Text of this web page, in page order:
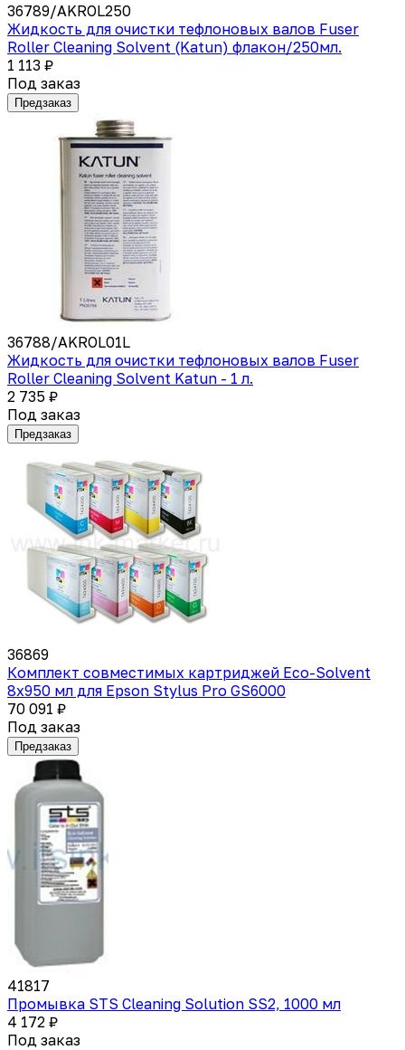
36789/AKROL250
Жидкость для очистки тефлоновых валов Fuser
Roller Cleaning Solvent (Katun) флакон/250мл.
1 113 ₽
Под заказ
Предзаказ
36788/AKROL01L
Жидкость для очистки тефлоновых валов Fuser
Roller Cleaning Solvent Katun - 1 л.
2 735 ₽
Под заказ
Предзаказ
36869
Комплект совместимых картриджей Eco-Solvent
8x950 мл для Epson Stylus Pro GS6000
70 091 ₽
Под заказ
Предзаказ
41817
Промывка STS Cleaning Solution SS2, 1000 мл
4 172 ₽
Под заказ